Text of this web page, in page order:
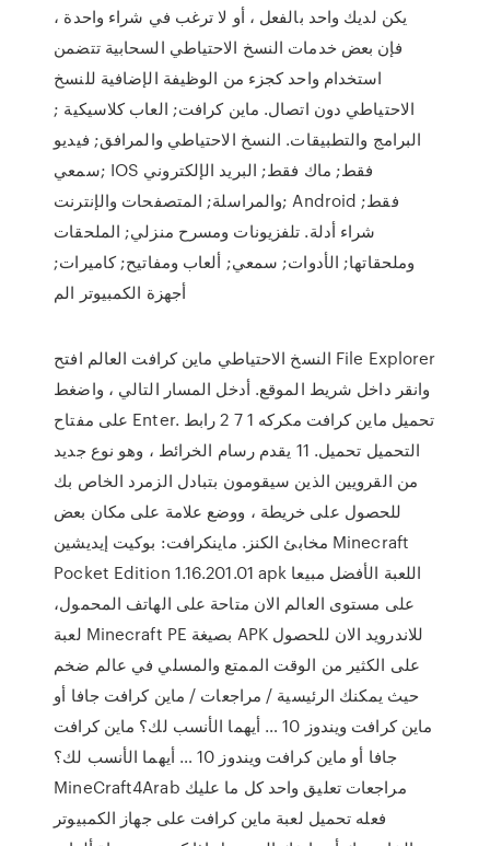
يكن لديك واحد بالفعل ، أو لا ترغب في شراء واحدة ،
فإن بعض خدمات النسخ الاحتياطي السحابية تتضمن
استخدام واحد كجزء من الوظيفة الإضافية للنسخ
الاحتياطي دون اتصال. ماين كرافت; العاب كلاسيكية ;
البرامج والتطبيقات. النسخ الاحتياطي والمرافق; فيديو
سمعي; IOS فقط; ماك فقط; البريد الإلكتروني
والمراسلة; المتصفحات والإنترنت; Android فقط;
شراء أدلة. تلفزيونات ومسرح منزلي; الملحقات
وملحقاتها; الأدوات; سمعي; ألعاب ومفاتيح; كاميرات;
أجهزة الكمبيوتر الم
النسخ الاحتياطي ماين كرافت العالم افتح File Explorer
وانقر داخل شريط الموقع. أدخل المسار التالي ، واضغط
على مفتاح Enter. تحميل ماين كرافت مكركه 1 7 2 رابط
التحميل تحميل. 11 يقدم رسام الخرائط ، وهو نوع جديد
من القرويين الذين سيقومون بتبادل الزمرد الخاص بك
للحصول على خريطة ، ووضع علامة على مكان بعض
مخابئ الكنز. ماينكرافت: بوكيت إيديشين Minecraft
Pocket Edition 1.16.201.01 apk اللعبة الأفضل مبيعا
على مستوى العالم الان متاحة على الهاتف المحمول،
لعبة Minecraft PE بصيغة APK للاندرويد الان للحصول
على الكثير من الوقت الممتع والمسلي في عالم ضخم
حيث يمكنك الرئيسية / مراجعات / ماين كرافت جافا أو
ماين كرافت ويندوز 10 … أيهما الأنسب لك؟ ماين كرافت
جافا أو ماين كرافت ويندوز 10 … أيهما الأنسب لك؟
MineCraft4Arab مراجعات تعليق واحد كل ما عليك
فعله تحميل لعبة ماين كرافت على جهاز الكمبيوتر